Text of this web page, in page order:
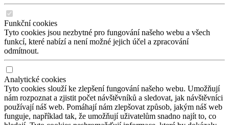
Funkční cookies
Tyto cookies jsou nezbytné pro fungování našeho webu a všech
funkcí, které nabízí a není možné jejich účel a zpracování
odmítnout.
Analytické cookies
Tyto cookies slouží ke zlepšení fungování našeho webu. Umožňují
nám rozpoznat a zjistit počet návštěvníků a sledovat, jak návštěvníci
používají náš web. Pomáhají nám zlepšovat způsob, jakým náš web
funguje, například tak, že umožňují uživatelům snadno najít to, co